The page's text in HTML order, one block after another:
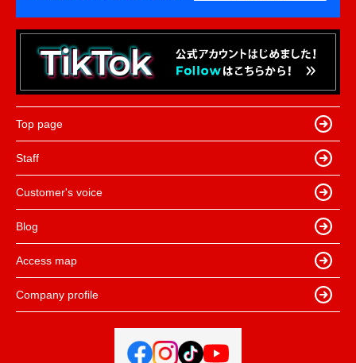
Top page
Staff
Customer's voice
Blog
Access map
Company profile